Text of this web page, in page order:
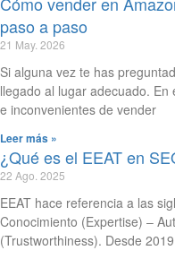
paso a paso
21 May. 2026
Si alguna vez te has
llegado al lugar adecuado.
e inconvenientes de vender
Leer más »
¿Qué es el EEAT en
22 Ago. 2025
EEAT hace referencia a las
Conocimiento (Expertise) –
(Trustworthiness). Desde